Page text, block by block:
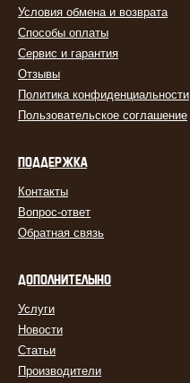
Условия обмена и возврата
Способы оплаты
Сервис и гарантия
Отзывы
Политика конфиденциальности
Пользовательское соглашение
ПОДДЕРЖКА
Контакты
Вопрос-ответ
Обратная связь
ДОПОЛНИТЕЛЬНО
Услуги
Новости
Статьи
Производители